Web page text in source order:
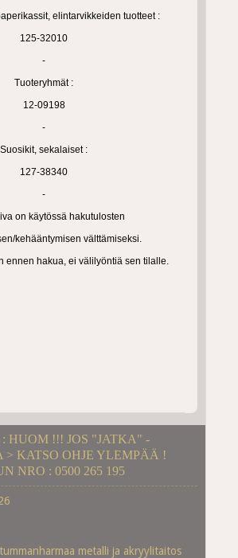
elintarvikkeiden tuotteet :
125-32010
-
Tuoteryhmät :
12-09198
-
Suosikit, sekalaiset :
127-38340
-
on käytössä hakutulosten
kehääntymisen välttämiseksi.
ennen hakua, ei välilyöntiä sen tilalle.
: HUOM !!! JOS "JATKA" -
KATSO OHJE YLEMPÄÄ !
NRO : 0500 265 195
metalli ja akryylitaitos